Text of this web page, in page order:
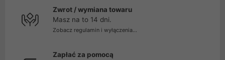
Zwrot / wymiana towaru
Masz na to 14 dni.
Zobacz regulamin i wyłączenia...
Zapłać za pomocą